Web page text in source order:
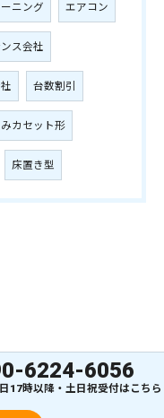
ニング エアコン
ス会社
台数割引
カセット形
床置き型
6224-6056
17時以降・土日祝受付はこちら